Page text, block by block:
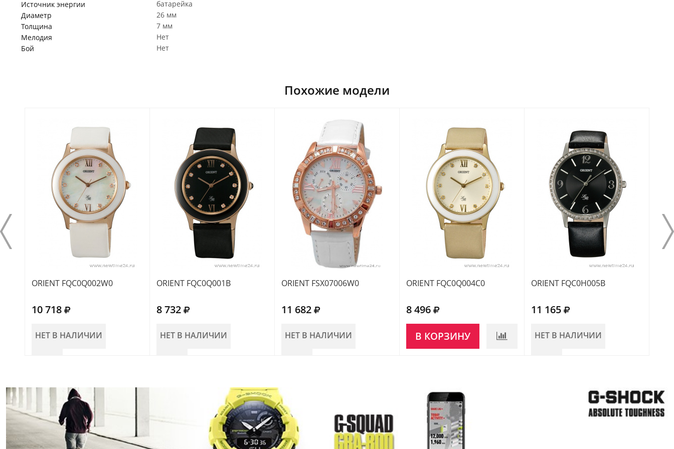
Источник энергии
батарейка
Диаметр
26 мм
Толщина
7 мм
Мелодия
Нет
Бой
Нет
Похожие модели
ORIENT FQC0Q002W0
10 718
НЕТ В НАЛИЧИИ
ORIENT FQC0Q001B
8 732
НЕТ В НАЛИЧИИ
ORIENT FSX07006W0
11 682
НЕТ В НАЛИЧИИ
ORIENT FQC0Q004C0
8 496
В КОРЗИНУ
ORIENT FQC0H005B
11 165
НЕТ В НАЛИЧИИ